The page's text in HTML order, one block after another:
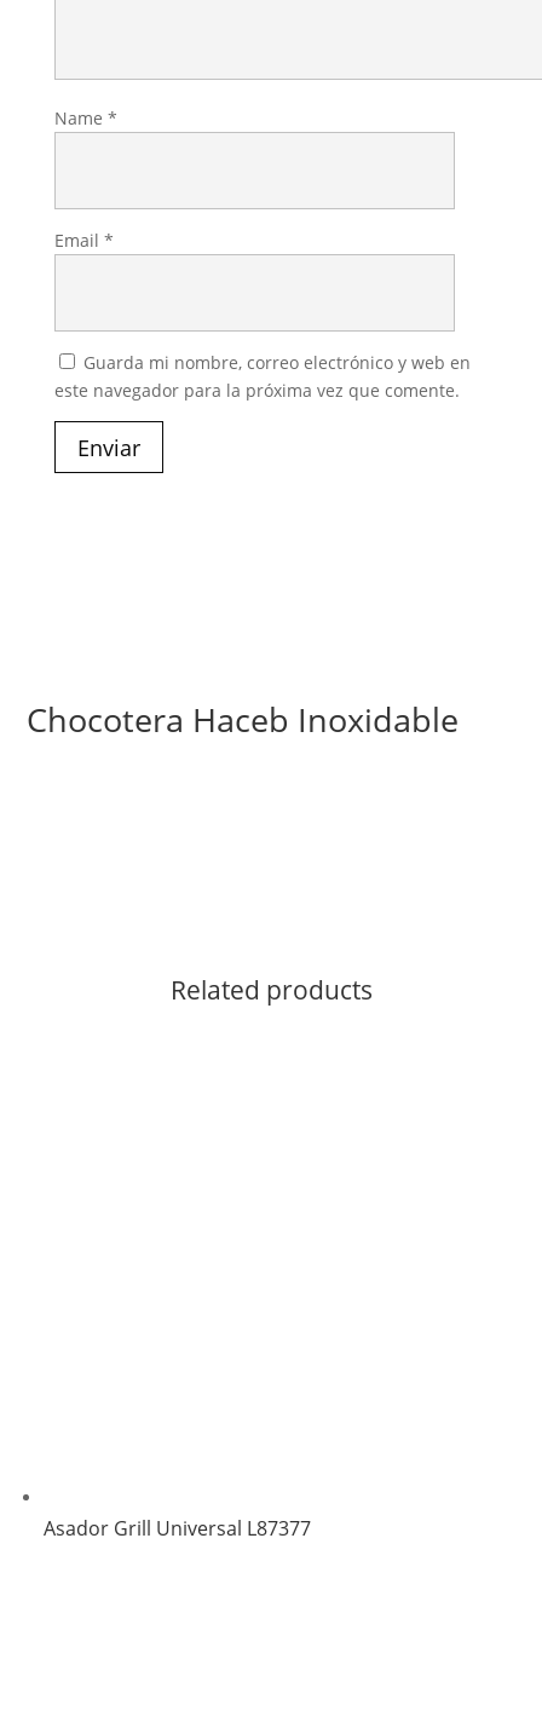
Name *
Email *
Guarda mi nombre, correo electrónico y web en
este navegador para la próxima vez que comente.
Enviar
Chocotera Haceb Inoxidable
Related products
Asador Grill Universal L87377